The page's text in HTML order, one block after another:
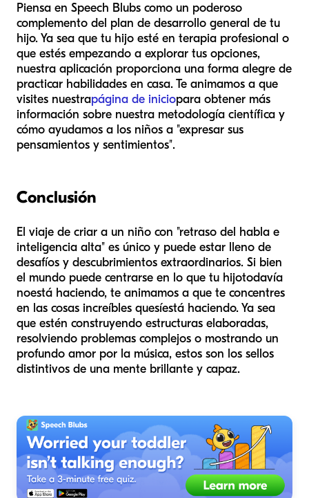
Piensa en Speech Blubs como un poderoso
complemento del plan de desarrollo general de tu
hijo. Ya sea que tu hijo esté en terapia profesional o
que estés empezando a explorar tus opciones,
nuestra aplicación proporciona una forma alegre de
practicar habilidades en casa. Te animamos a que
visites nuestrapágina de iniciopara obtener más
información sobre nuestra metodología científica y
cómo ayudamos a los niños a "expresar sus
pensamientos y sentimientos".
Conclusión
El viaje de criar a un niño con "retraso del habla e
inteligencia alta" es único y puede estar lleno de
desafíos y descubrimientos extraordinarios. Si bien
el mundo puede centrarse en lo que tu hijotodavía
noestá haciendo, te animamos a que te concentres
en las cosas increíbles quesíestá haciendo. Ya sea
que estén construyendo estructuras elaboradas,
resolviendo problemas complejos o mostrando un
profundo amor por la música, estos son los sellos
distintivos de una mente brillante y capaz.